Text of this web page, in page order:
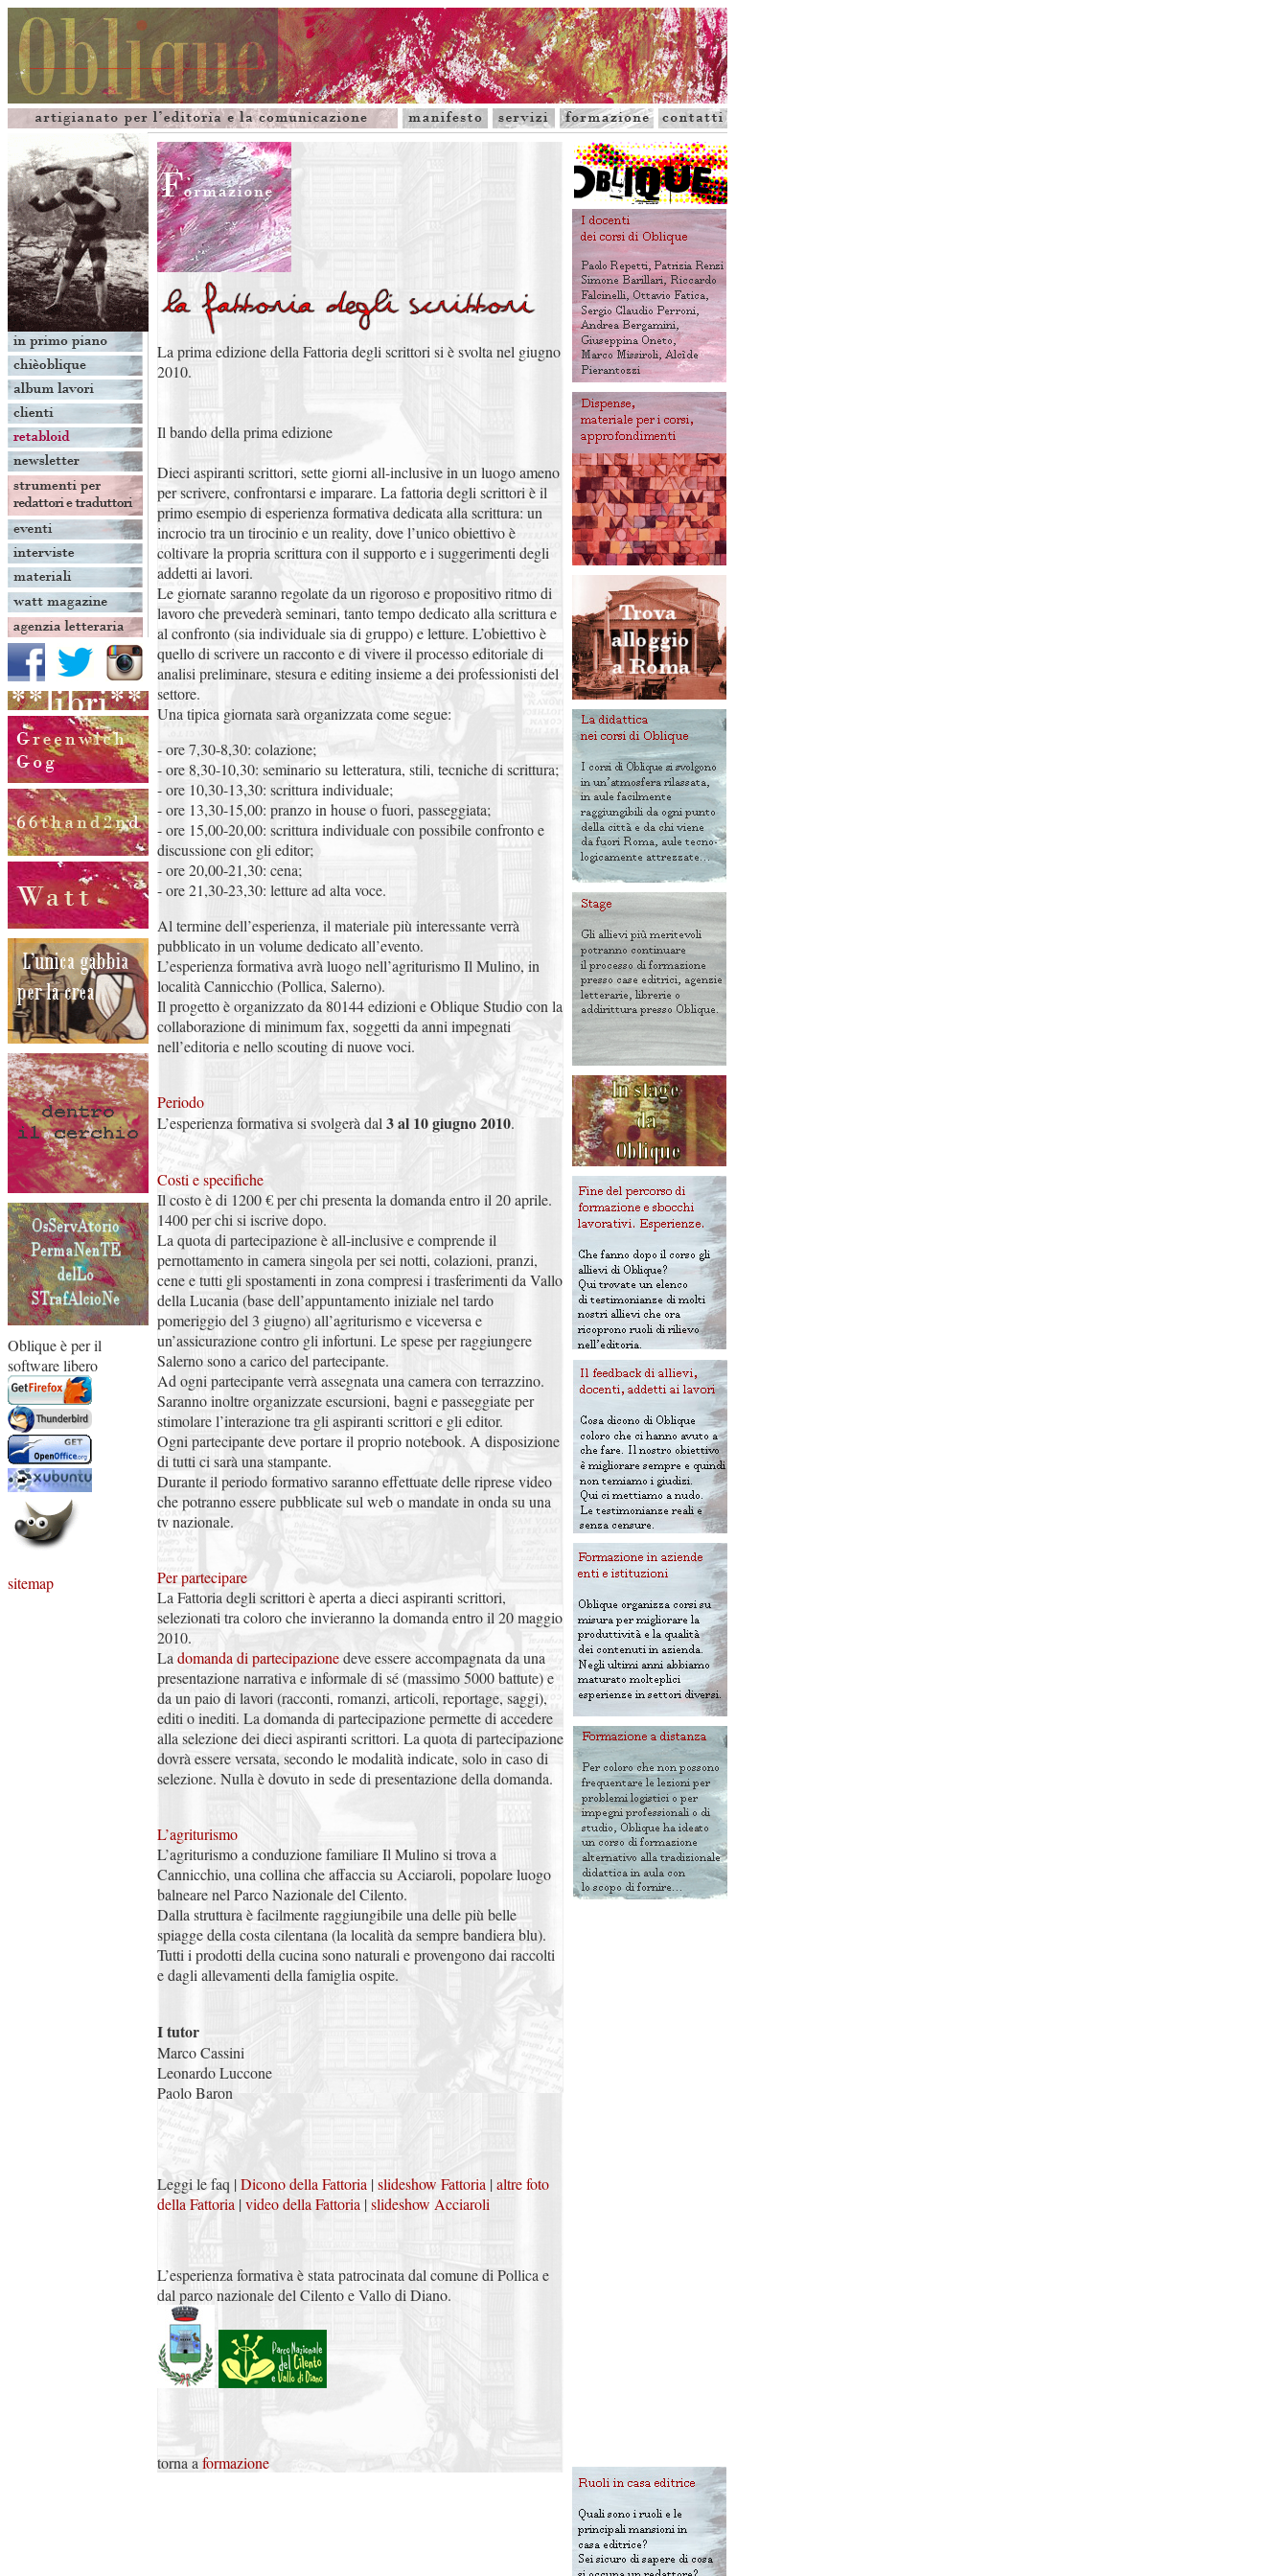
Oblique è per il
software libero
sitemap
La prima edizione della Fattoria degli scrittori si è svolta nel giugno
2010.
Il bando della prima edizione
Dieci aspiranti scrittori, sette giorni all-inclusive in un luogo ameno
per scrivere, confrontarsi e imparare. La fattoria degli scrittori è il
primo esempio di esperienza formativa dedicata alla scrittura: un
incrocio tra un tirocinio e un reality, dove l’unico obiettivo è
coltivare la propria scrittura con il supporto e i suggerimenti degli
addetti ai lavori.
Le giornate saranno regolate da un rigoroso e propositivo ritmo di
lavoro che prevederà seminari, tanto tempo dedicato alla scrittura e
al confronto (sia individuale sia di gruppo) e letture. L’obiettivo è
quello di scrivere un racconto e di vivere il processo editoriale di
analisi preliminare, stesura e editing insieme a dei professionisti del
settore.
Una tipica giornata sarà organizzata come segue:
- ore 7,30-8,30: colazione;
- ore 8,30-10,30: seminario su letteratura, stili, tecniche di scrittura;
- ore 10,30-13,30: scrittura individuale;
- ore 13,30-15,00: pranzo in house o fuori, passeggiata;
- ore 15,00-20,00: scrittura individuale con possibile confronto e
discussione con gli editor;
- ore 20,00-21,30: cena;
- ore 21,30-23,30: letture ad alta voce.
Al termine dell’esperienza, il materiale più interessante verrà
pubblicato in un volume dedicato all’evento.
L’esperienza formativa avrà luogo nell’agriturismo Il Mulino, in
località Cannicchio (Pollica, Salerno).
Il progetto è organizzato da 80144 edizioni e Oblique Studio con la
collaborazione di minimum fax, soggetti da anni impegnati
nell’editoria e nello scouting di nuove voci.
Periodo
L’esperienza formativa si svolgerà dal 3 al 10 giugno 2010.
Costi e specifiche
Il costo è di 1200 € per chi presenta la domanda entro il 20 aprile.
1400 per chi si iscrive dopo.
La quota di partecipazione è all-inclusive e comprende il
pernottamento in camera singola per sei notti, colazioni, pranzi,
cene e tutti gli spostamenti in zona compresi i trasferimenti da Vallo
della Lucania (base dell’appuntamento iniziale nel tardo
pomeriggio del 3 giugno) all’agriturismo e viceversa e
un’assicurazione contro gli infortuni. Le spese per raggiungere
Salerno sono a carico del partecipante.
Ad ogni partecipante verrà assegnata una camera con terrazzino.
Saranno inoltre organizzate escursioni, bagni e passeggiate per
stimolare l’interazione tra gli aspiranti scrittori e gli editor.
Ogni partecipante deve portare il proprio notebook. A disposizione
di tutti ci sarà una stampante.
Durante il periodo formativo saranno effettuate delle riprese video
che potranno essere pubblicate sul web o mandate in onda su una
tv nazionale.
Per partecipare
La Fattoria degli scrittori è aperta a dieci aspiranti scrittori,
selezionati tra coloro che invieranno la domanda entro il 20 maggio
2010.
La domanda di partecipazionedeve essere accompagnata da una
presentazione narrativa e informale di sé (massimo 5000 battute) e
da un paio di lavori (racconti, romanzi, articoli, reportage, saggi),
editi o inediti. La domanda di partecipazione permette di accedere
alla selezione dei dieci aspiranti scrittori. La quota di partecipazione
dovrà essere versata, secondo le modalità indicate, solo in caso di
selezione. Nulla è dovuto in sede di presentazione della domanda.
L’agriturismo
L’agriturismo a conduzione familiare Il Mulino si trova a
Cannicchio, una collina che affaccia su Acciaroli, popolare luogo
balneare nel Parco Nazionale del Cilento.
Dalla struttura è facilmente raggiungibile una delle più belle
spiagge della costa cilentana (la località da sempre bandiera blu).
Tutti i prodotti della cucina sono naturali e provengono dai raccolti
e dagli allevamenti della famiglia ospite.
I tutor
Marco Cassini
Leonardo Luccone
Paolo Baron
Leggi le faq |Dicono della Fattoria |slideshow Fattoria |altre foto
della Fattoria |video della Fattoria |slideshow Acciaroli
L’esperienza formativa è stata patrocinata dal comune di Pollica e
dal parco nazionale del Cilento e Vallo di Diano.
torna aformazione